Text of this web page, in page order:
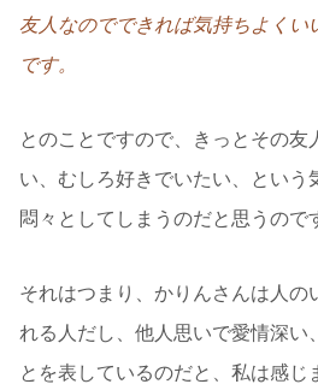
友人なのでできれば気持ちよくい
です。
とのことですので、きっとその友
い、むしろ好きでいたい、という
悶々としてしまうのだと思うので
それはつまり、かりんさんは人の
れる人だし、他人思いで愛情深い
とを表しているのだと、私は感じ